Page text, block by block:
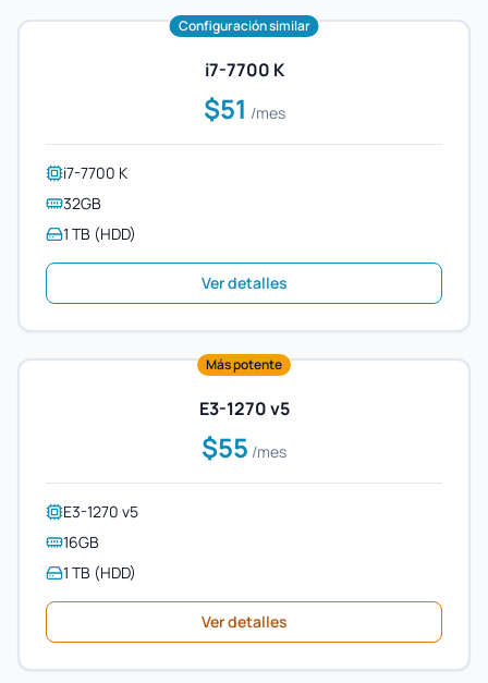
Configuración similar
i7-7700 K
$51 /mes
i7-7700 K
32GB
1 TB (HDD)
Ver detalles
Más potente
E3-1270 v5
$55 /mes
E3-1270 v5
16GB
1 TB (HDD)
Ver detalles